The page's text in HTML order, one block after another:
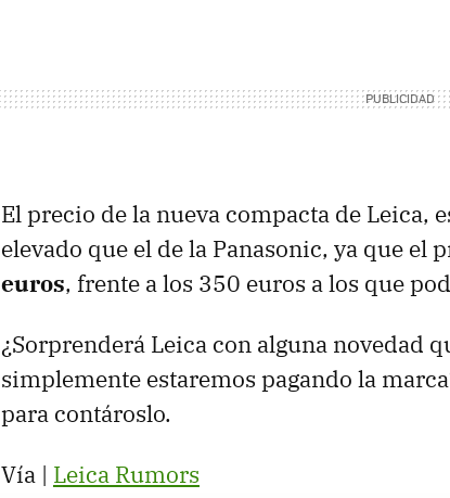
El precio de la nueva compacta de Leica,
elevado que el de la Panasonic, ya que el
euros, frente a los 350 euros a los que
¿Sorprenderá Leica con alguna novedad
simplemente estaremos pagando la
para contároslo.
Vía | Leica Rumors